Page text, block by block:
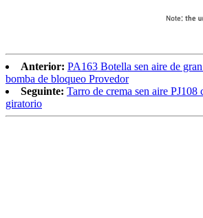
Anterior: PA163 Botella sen aire de
bomba de bloqueo Provedor
Seguinte: Tarro de crema sen aire PJ108
giratorio